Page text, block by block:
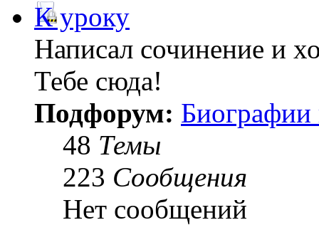
К уроку
Написал сочинение и
Тебе сюда!
Подфорум: Биографии
48 Темы
223 Сообщения
Нет сообщений